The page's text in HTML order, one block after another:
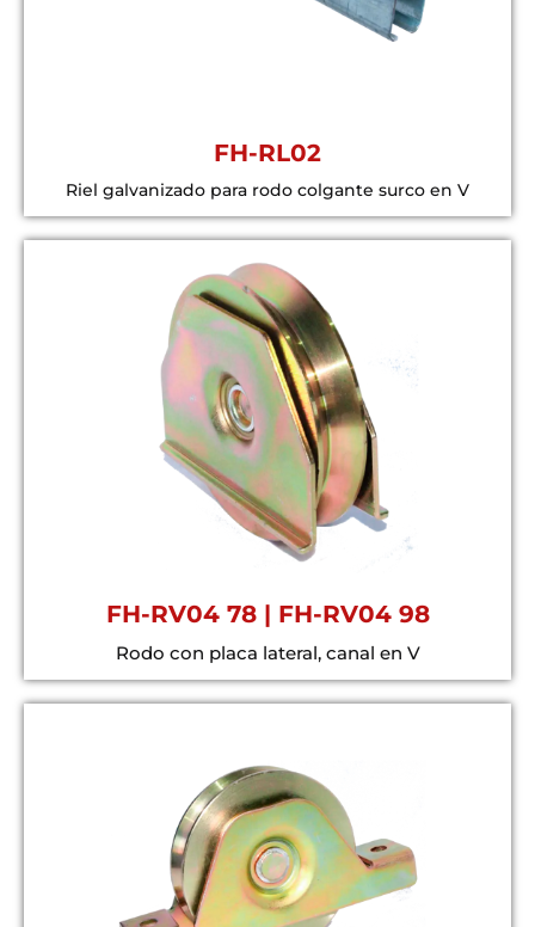
FH-RL02
Riel galvanizado para rodo colgante surco en V
FH-RV04 78 | FH-RV04 98
Rodo con placa lateral, canal en V